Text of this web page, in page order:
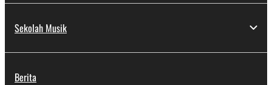
Sekolah Musik
Berita